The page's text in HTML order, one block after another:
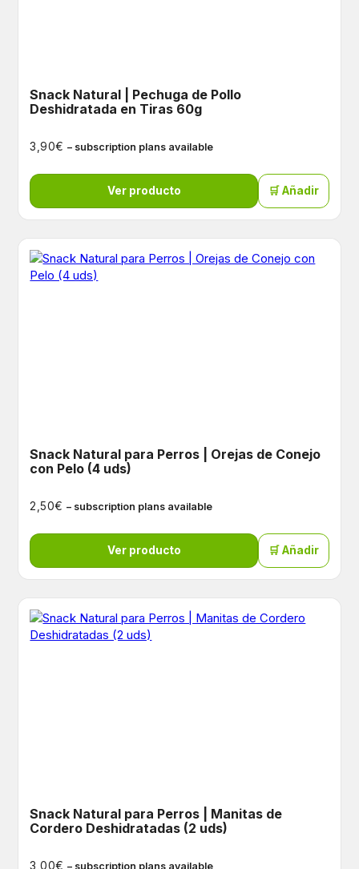
Snack Natural | Pechuga de Pollo
Deshidratada en Tiras 60g
3,90€ – subscription plans available
Ver producto 🛒 Añadir
Snack Natural para Perros | Orejas de Conejo
con Pelo (4 uds)
2,50€ – subscription plans available
Ver producto 🛒 Añadir
Snack Natural para Perros | Manitas de
Cordero Deshidratadas (2 uds)
3,00€ – subscription plans available